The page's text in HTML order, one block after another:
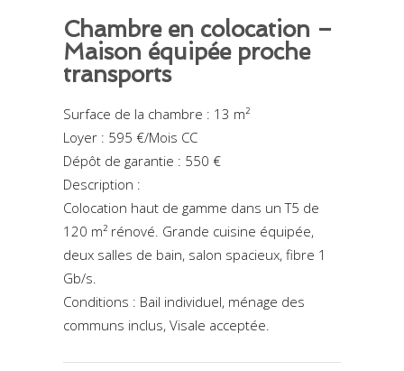
Chambre en colocation –
Maison équipée proche
transports
Surface de la chambre : 13 m²
Loyer : 595 €/Mois CC
Dépôt de garantie : 550 €
Description :
Colocation haut de gamme dans un T5 de
120 m² rénové. Grande cuisine équipée,
deux salles de bain, salon spacieux, fibre 1
Gb/s.
Conditions : Bail individuel, ménage des
communs inclus, Visale acceptée.